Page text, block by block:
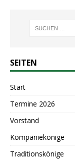
SEITEN
Start
Termine 2026
Vorstand
Kompaniekönige
Traditionskönige